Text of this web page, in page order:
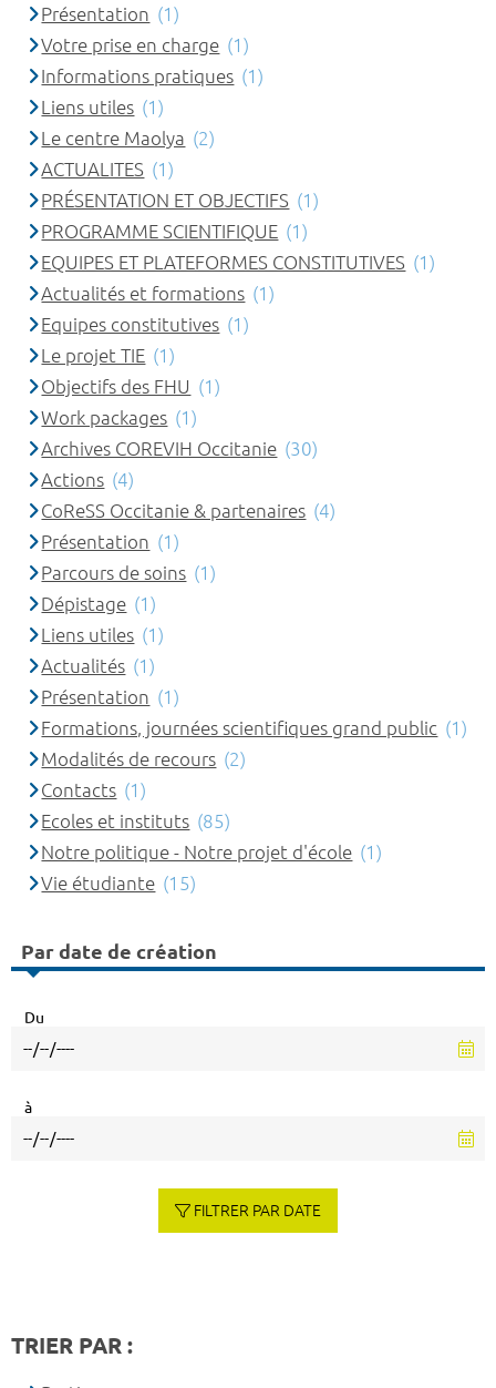
Présentation (1)
Votre prise en charge (1)
Informations pratiques (1)
Liens utiles (1)
Le centre Maolya (2)
ACTUALITES (1)
PRÉSENTATION ET OBJECTIFS (1)
PROGRAMME SCIENTIFIQUE (1)
EQUIPES ET PLATEFORMES CONSTITUTIVES (1)
Actualités et formations (1)
Equipes constitutives (1)
Le projet TIE (1)
Objectifs des FHU (1)
Work packages (1)
Archives COREVIH Occitanie (30)
Actions (4)
CoReSS Occitanie & partenaires (4)
Présentation (1)
Parcours de soins (1)
Dépistage (1)
Liens utiles (1)
Actualités (1)
Présentation (1)
Formations, journées scientifiques grand public (1)
Modalités de recours (2)
Contacts (1)
Ecoles et instituts (85)
Notre politique - Notre projet d'école (1)
Vie étudiante (15)
Par date de création
Du
à
FILTRER PAR DATE
TRIER PAR :